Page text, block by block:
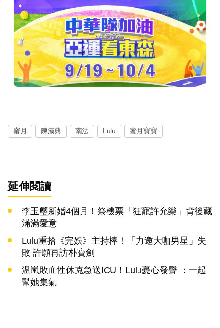
蜜月 陳漢典 南法 Lulu 蜜月寶寶
延伸閱讀
李玉璽新婚4個月！祭機票「狂寵許允樂」背後藏
滿滿愛意
Lulu重拾《完娛》主持棒！「力邀大咖男星」失
敗 許願再訪朴寶劍
温嵐敗血性休克急送ICU！Lulu憂心發聲 ：一起
幫她集氣